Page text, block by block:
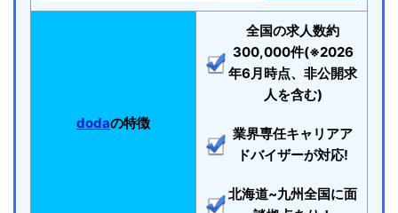
dodaの特徴
全国の求人数約
300,000件(※2026
年6月時点、非公開求
人を含む)
業界専任キャリアア
ドバイザーが対応!
北海道~九州全国に面